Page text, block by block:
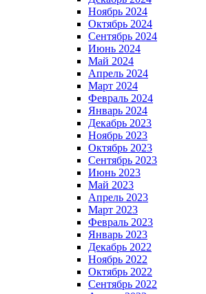
Ноябрь 2024
Октябрь 2024
Сентябрь 2024
Июнь 2024
Май 2024
Апрель 2024
Март 2024
Февраль 2024
Январь 2024
Декабрь 2023
Ноябрь 2023
Октябрь 2023
Сентябрь 2023
Июнь 2023
Май 2023
Апрель 2023
Март 2023
Февраль 2023
Январь 2023
Декабрь 2022
Ноябрь 2022
Октябрь 2022
Сентябрь 2022